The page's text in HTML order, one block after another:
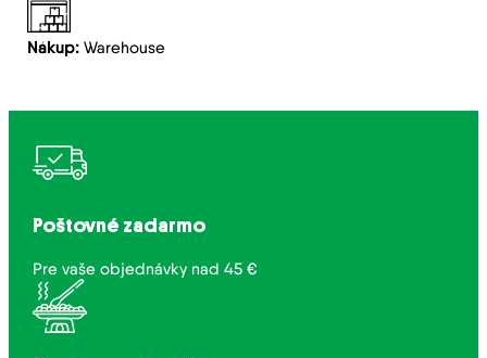
Nákup:Warehouse
Poštovné zadarmo
Pre vaše objednávky nad 45 €